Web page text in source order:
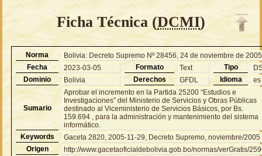
Ficha Técnica (DCMI)
Norma
Bolivia: Decreto Supremo Nº 28456, 24 de noviembre de 2005
Fecha
2023-03-05 Formato Text Tipo
Dominio
Bolivia Derechos GFDL Idioma es
Sumario
Aprobar el incremento en la Partida 25200 “Estudios e
Investigaciones” del Ministerio de Servicios y Obras Públicas
destinado al Viceministerio de Servicios Básicos, por Bs.
159.694 , para la administración y mantenimiento del sistema
informático.
Keywords
Gaceta 2820, 2005-11-29, Decreto Supremo, noviembre/2005
Origen
http://www.gacetaoficialdebolivia.gob.bo/normas/verGratis/